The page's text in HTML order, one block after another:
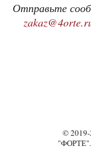
Отправьте
© 2019-
"ФОРТЕ".